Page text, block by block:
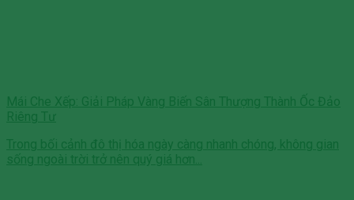
Mái Che Xếp: Giải Pháp Vàng Biến Sân Thượng Thành Ốc Đảo
Riêng Tư
Trong bối cảnh đô thị hóa ngày càng nhanh chóng, không gian
sống ngoài trời trở nên quý giá hơn...